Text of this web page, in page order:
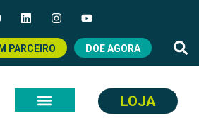
PARCEIRO DOE AGORA
LOJA
com a tag “para”